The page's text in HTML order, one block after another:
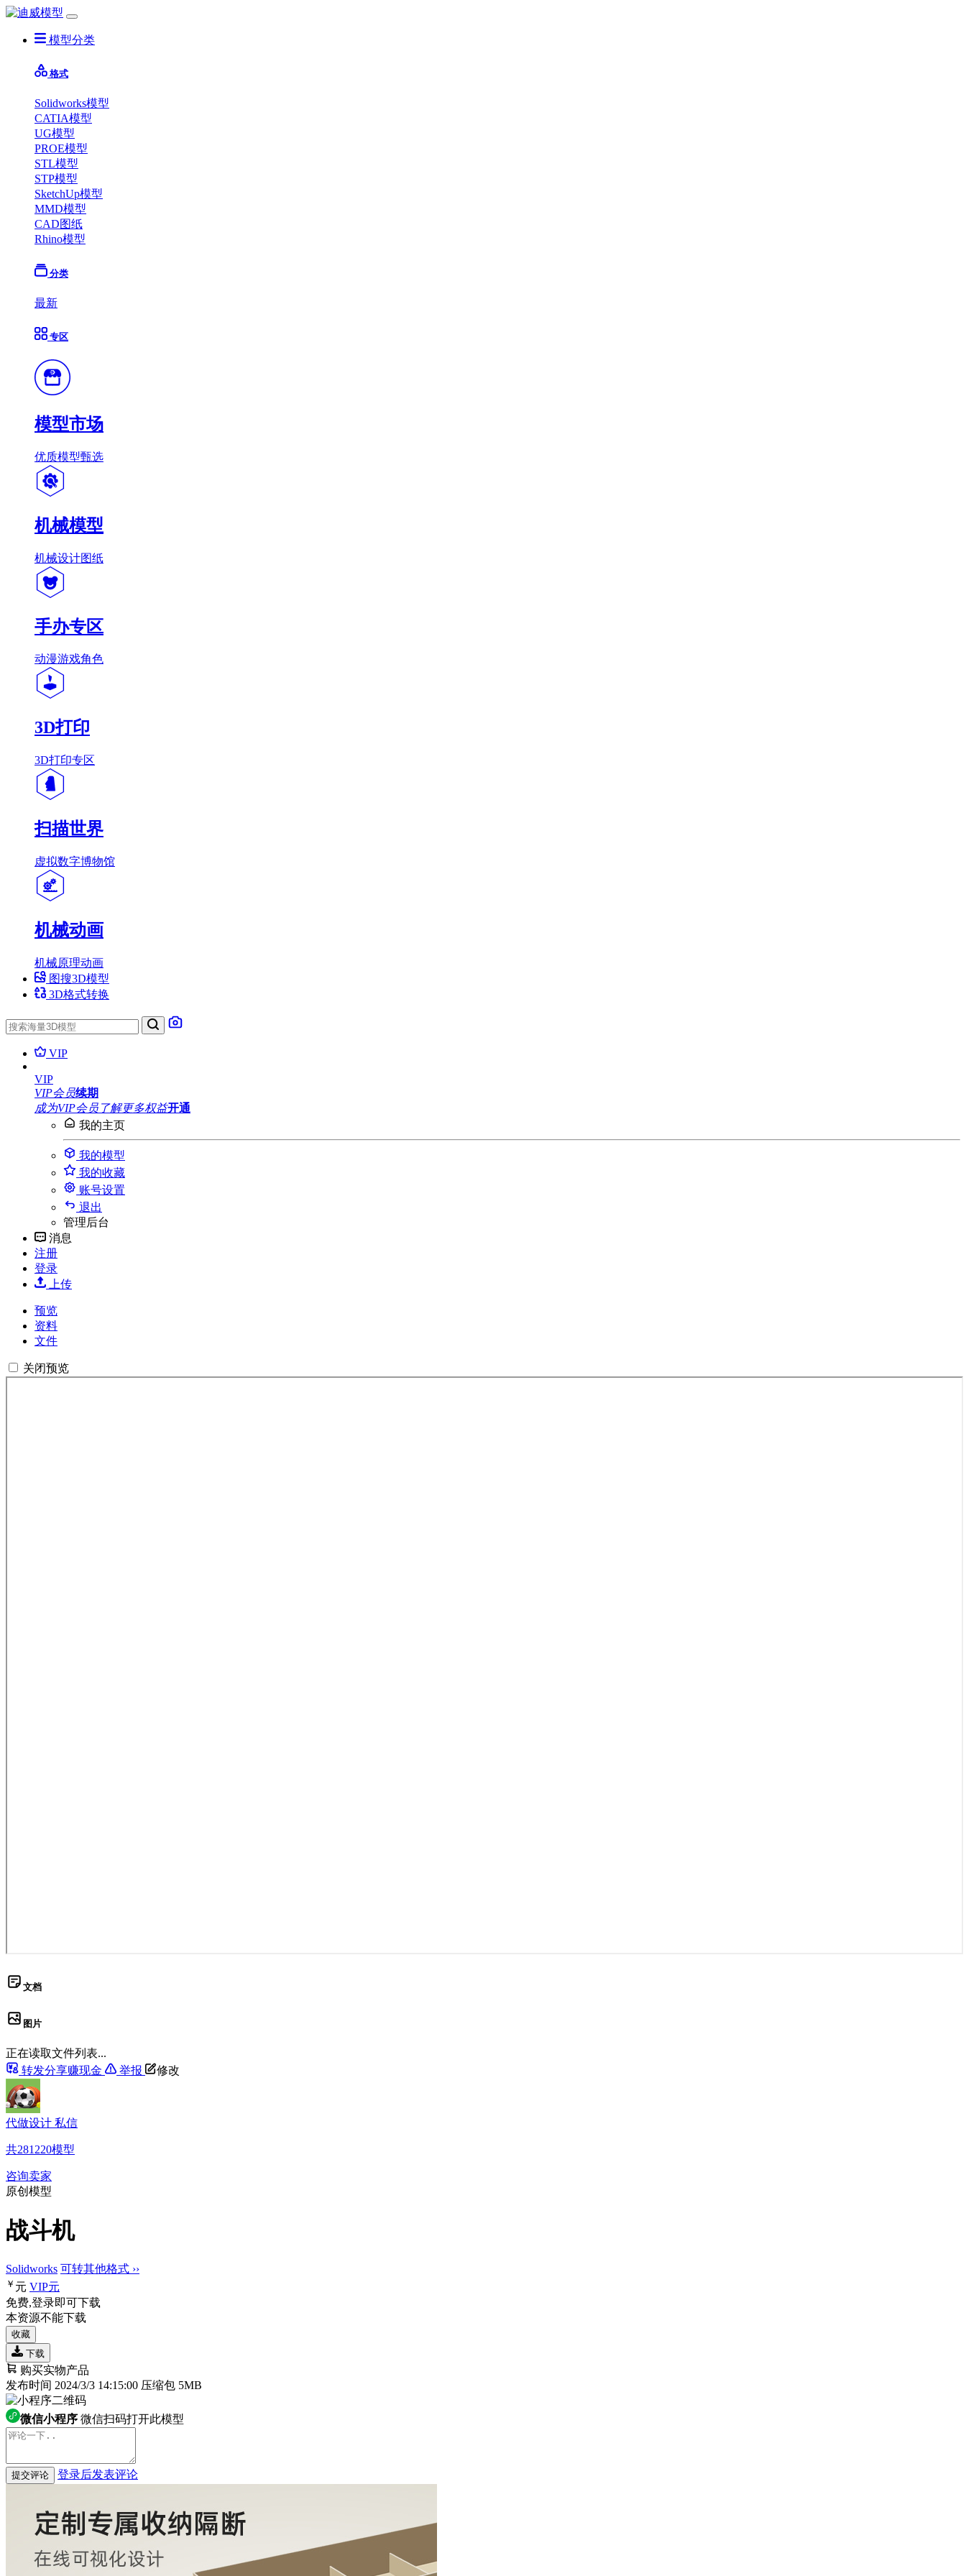
模型分类
格式
Solidworks模型
CATIA模型
UG模型
PROE模型
STL模型
STP模型
SketchUp模型
MMD模型
CAD图纸
Rhino模型
分类
最新
专区
模型市场
优质模型甄选
机械模型
机械设计图纸
手办专区
动漫游戏角色
3D打印
3D打印专区
扫描世界
虚拟数字博物馆
机械动画
机械原理动画
图搜3D模型
3D格式转换
VIP
VIP
VIP会员续期
成为VIP会员 了解更多权益开通
我的主页
我的模型
我的收藏
账号设置
退出
管理后台
消息
注册
登录
上传
预览
资料
文件
关闭预览
文档
图片
正在读取文件列表...
转发分享赚现金
举报 修改
代做设计 私信
共281220模型
咨询卖家
原创模型
战斗机
Solidworks 可转其他格式 ››
￥ 元 VIP元
免费,登录即可下载
本资源不能下载
收藏
下载
购买实物产品
发布时间 2024/3/3 14:15:00 压缩包 5MB
微信小程序 微信扫码打开此模型
提交评论 登录后发表评论